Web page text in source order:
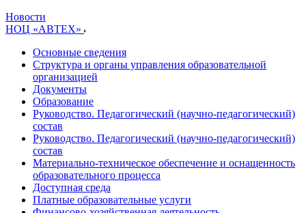
Новости
НОЦ «АВТЕХ»
Основные сведения
Структура и органы управления образовательной
организацией
Документы
Образование
Руководство. Педагогический (научно-педагогический)
состав
Руководство. Педагогический (научно-педагогический)
состав
Материально-техническое обеспечение и оснащенность
образовательного процесса
Доступная среда
Платные образовательные услуги